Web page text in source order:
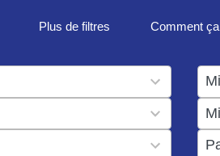
Plus de filtres Comment